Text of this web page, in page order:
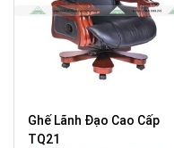
Ghế Lãnh Đạo Cao Cấp
TQ21